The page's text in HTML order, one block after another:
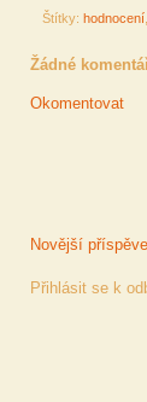
Štítky: hodnocení
Žádné
Okomentovat
Novější
Přihlásit se k